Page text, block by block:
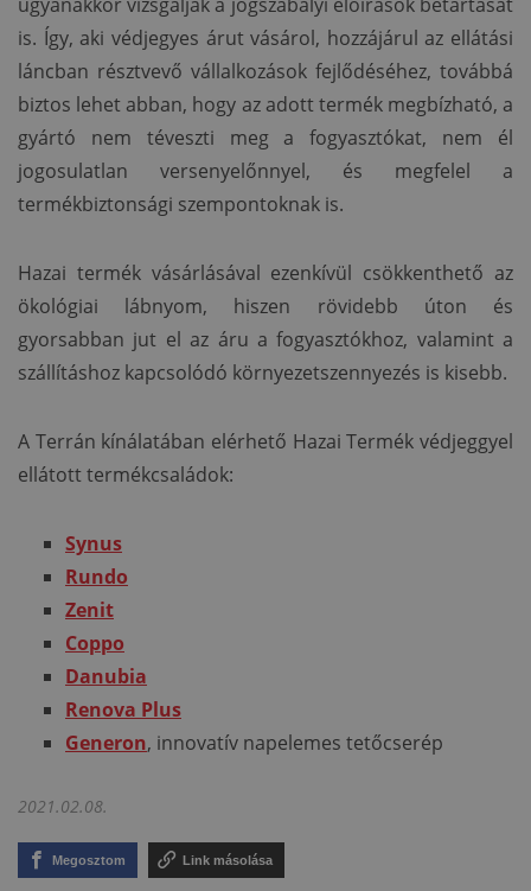
is. Így, aki védjegyes árut vásárol, hozzájárul az ellátási
láncban résztvevő vállalkozások fejlődéséhez, továbbá
biztos lehet abban, hogy az adott termék megbízható, a
gyártó nem téveszti meg a fogyasztókat, nem él
jogosulatlan versenyelőnnyel, és megfelel a
termékbiztonsági szempontoknak is.
Hazai termék vásárlásával ezenkívül csökkenthető az
ökológiai lábnyom, hiszen rövidebb úton és
gyorsabban jut el az áru a fogyasztókhoz, valamint a
szállításhoz kapcsolódó környezet­szennyezés is kisebb.
A Terrán kínálatában elérhető Hazai Termék védjeggyel
ellátott termékcsaládok:
Synus
Rundo
Zenit
Coppo
Danubia
Renova Plus
Generon, innovatív napelemes tetőcserép
2021.02.08.
Megosztom Link másolása